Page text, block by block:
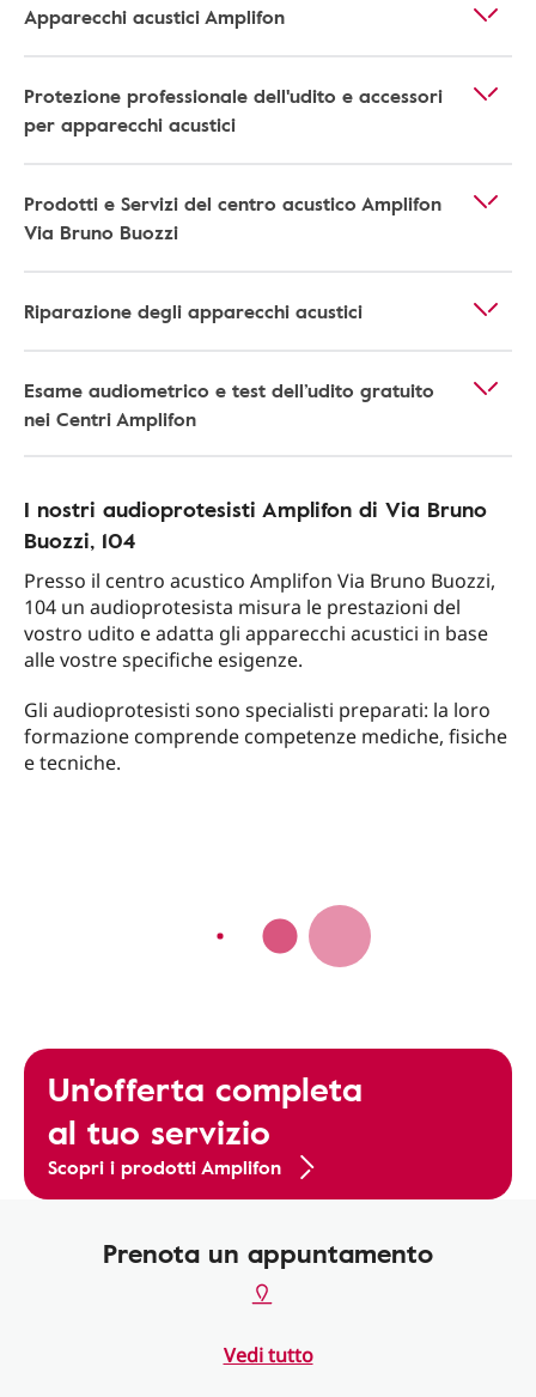
Apparecchi acustici Amplifon
Protezione professionale dell'udito e accessori
per apparecchi acustici
Prodotti e Servizi del centro acustico Amplifon
Via Bruno Buozzi
Riparazione degli apparecchi acustici
Esame audiometrico e test dell’udito gratuito
nei Centri Amplifon
I nostri audioprotesisti Amplifon di Via Bruno
Buozzi, 104
Presso il centro acustico Amplifon Via Bruno Buozzi,
104 un audioprotesista misura le prestazioni del
vostro udito e adatta gli apparecchi acustici in base
alle vostre specifiche esigenze.
Gli audioprotesisti sono specialisti preparati: la loro
formazione comprende competenze mediche, fisiche
e tecniche.
Un'offerta completa
al tuo servizio
Scopri i prodotti Amplifon
Prenota un appuntamento
Vedi tutto